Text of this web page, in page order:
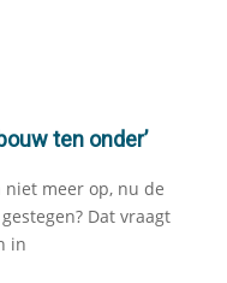
ten onder’
meer op, nu de
Dat vraagt
in